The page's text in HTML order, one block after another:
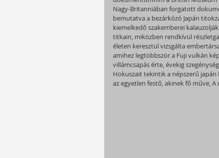
Nagy-Britanniában forgatott
bemutatva a bezárkózó Japán
kiemelkedő szakemberei
titkain, miközben rendkívül
életen keresztül vizsgálta
amihez legtöbbször a Fuji vulkán
villámcsapás érte, évekig
Hokuszait tekintik a népszerű japán
az egyetlen festő, akinek fő műve,